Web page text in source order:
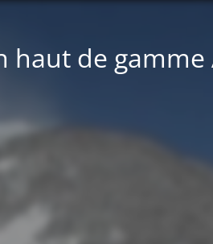
haut de gamme